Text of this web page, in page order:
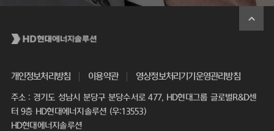
개인정보처리방침 이용약관 영상정보처리기기운영관리방침
주소 : 경기도 성남시 분당구 분당수서로 477, HD현대그룹 글로벌R&D센
터 9층 HD현대에너지솔루션 (우:13553)
HD현대에너지솔루션